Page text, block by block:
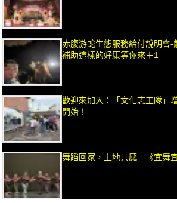
赤腹游蛇生態服務給付說明會-
補助這樣的好康等你來＋1
歡迎來加入：「文化志工隊」
開始！
舞蹈回家，土地共感—《宜舞